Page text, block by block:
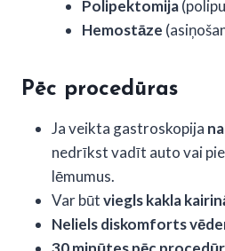
Polipektomija
Hemostāze
Pēc procedūras
Ja veikta gastroskopija
nedrīkst vadīt auto vai
lēmumus.
Var būtviegls kakla
Neliels diskomforts